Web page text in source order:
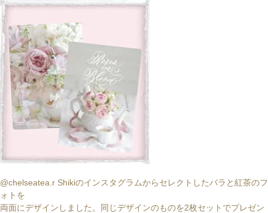
@chelseatea.r Shikiのインスタグラムからセレクトしたバラと紅茶のフ
ォトを
両面にデザインしました。同じデザインのものを2枚セットでプレゼン